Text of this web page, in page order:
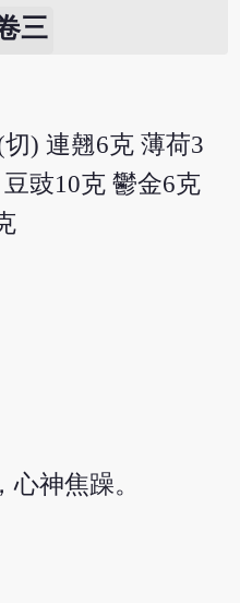
三
) 連翹6克 薄荷3
豉10克 鬱金6克
神焦躁。